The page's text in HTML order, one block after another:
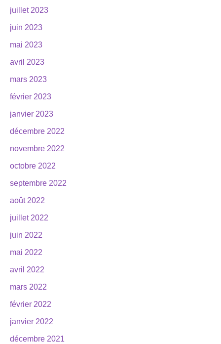
juillet 2023
juin 2023
mai 2023
avril 2023
mars 2023
février 2023
janvier 2023
décembre 2022
novembre 2022
octobre 2022
septembre 2022
août 2022
juillet 2022
juin 2022
mai 2022
avril 2022
mars 2022
février 2022
janvier 2022
décembre 2021